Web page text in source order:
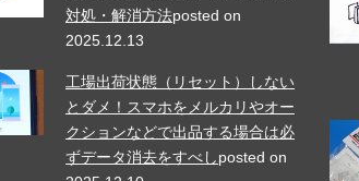
対処・解消方法posted on
2025.12.13
工場出荷状態（リセット）しない
とダメ！スマホをメルカリやオー
クションなどで出品する場合は必
ずデータ消去をすべしposted on